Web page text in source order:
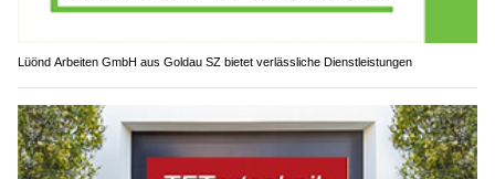
Lüönd Arbeiten GmbH aus Goldau SZ bietet verlässliche Dienstleistungen